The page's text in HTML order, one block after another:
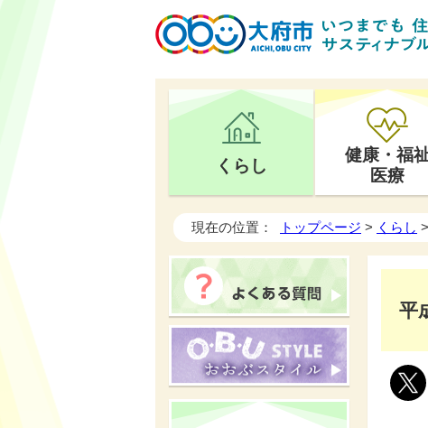
くらし
健康・福
医療
現在の位置： トップページ > くらし >
平